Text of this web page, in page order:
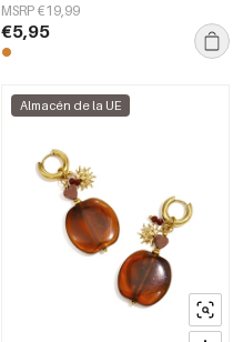
MSRP €19,99
€5,95
Almacén de la UE